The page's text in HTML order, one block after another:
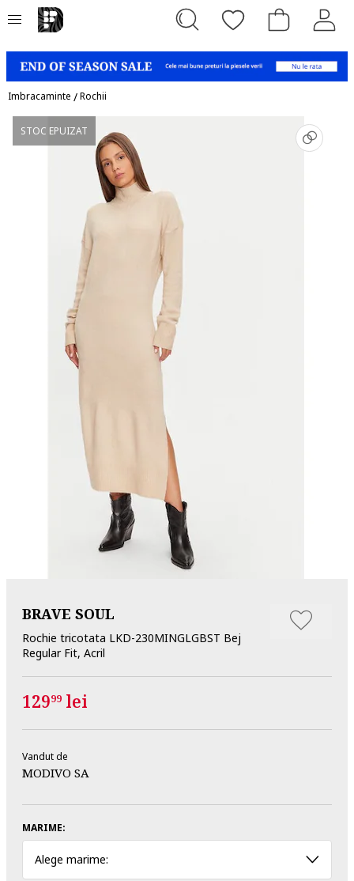
Imbracaminte /Rochii
STOC EPUIZAT
BRAVE SOUL
Rochie tricotata LKD-230MINGLGBST Bej
Regular Fit, Acril
12999 lei
Vandut de
MODIVO SA
MARIME:
Alege marime: